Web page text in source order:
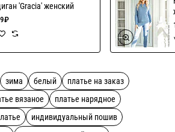
'Gracia' женский
зима белый
платье на заказ
вязаное
платье нарядное
индивидуальный пошив